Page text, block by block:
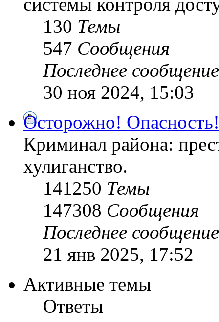
системы контроля
130 Темы
547 Сообщения
Последнее сообщение
30 ноя 2024, 15:03
Осторожно! Опасность!
Криминал района:
хулиганство.
141250 Темы
147308 Сообщения
Последнее сообщение
21 янв 2025, 17:52
Активные темы
Ответы